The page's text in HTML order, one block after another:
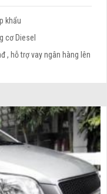
khẩu
cơ Diesel
, hỗ trợ vay ngân hàng lên